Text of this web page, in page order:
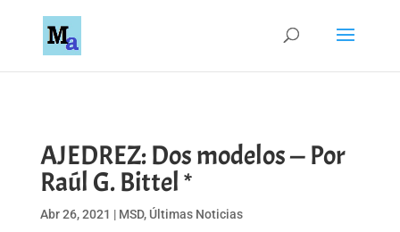
AJEDREZ: Dos modelos — Por
Raúl G. Bittel *
Abr 26, 2021 | MSD, Últimas Noticias